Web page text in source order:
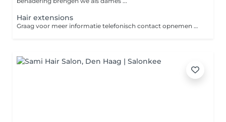
Hair extensions
Graag voor meer informatie telefonisch contact opnemen met de salon